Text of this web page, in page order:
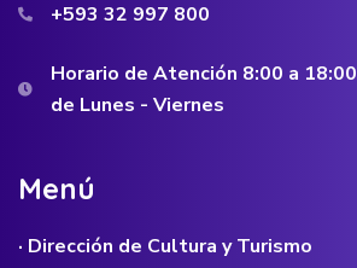
+593 32 997 800
Horario de Atención 8:00 a 18:00
de Lunes - Viernes
Menú
· Dirección de Cultura y Turismo